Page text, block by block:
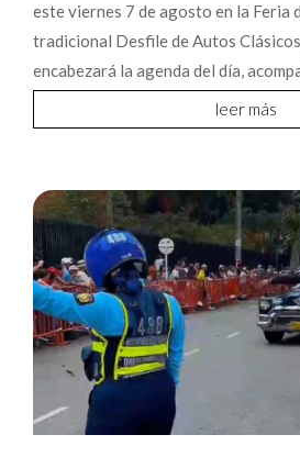
este viernes 7 de agosto en la Feria
tradicional Desfile de Autos
encabezará la agenda del día,
leer más